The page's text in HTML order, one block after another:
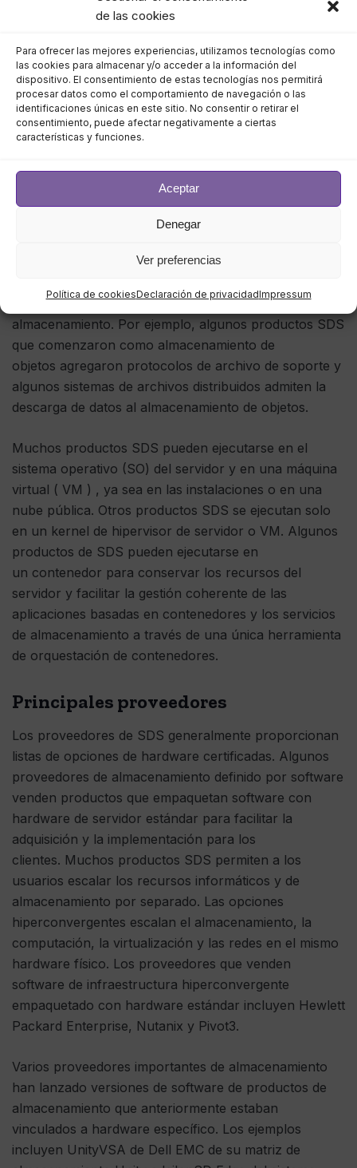
de las cookies
Para ofrecer las mejores experiencias, utilizamos tecnologías como
las cookies para almacenar y/o acceder a la información del
dispositivo. El consentimiento de estas tecnologías nos permitirá
procesar datos como el comportamiento de navegación o las
identificaciones únicas en este sitio. No consentir o retirar el
consentimiento, puede afectar negativamente a ciertas
características y funciones.
Aceptar
Denegar
Ver preferencias
Política de cookiesDeclaración de privacidadImpressum
incluye redes definidas por software ( SDN ),
datos definidos por software .
Tipos de productos de
almacenamiento definidos por
software
El almacenamiento definido por software puede ser
difícil de categorizar debido a la falta de una definición
de almacenamiento de bloques, archivos y objetos ,
son accesibles a través de uno o dos protocolos de
almacenamiento. Por ejemplo, algunos productos SDS
que comenzaron como almacenamiento de
objetos agregaron protocolos de archivo de soporte y
algunos sistemas de archivos distribuidos admiten la
descarga de datos al almacenamiento de objetos.
Muchos productos SDS pueden ejecutarse en el
sistema operativo (SO) del servidor y en una máquina
virtual ( VM ) , ya sea en las instalaciones o en una
nube pública. Otros productos SDS se ejecutan solo
en un kernel de hipervisor de servidor o VM. Algunos
productos de SDS pueden ejecutarse en
un contenedor para conservar los recursos del
servidor y facilitar la gestión coherente de las
aplicaciones basadas en contenedores y los servicios
de almacenamiento a través de una única herramienta
de orquestación de contenedores.
Principales proveedores
Los proveedores de SDS generalmente proporcionan
listas de opciones de hardware certificadas. Algunos
proveedores de almacenamiento definido por software
venden productos que empaquetan software con
hardware de servidor estándar para facilitar la
adquisición y la implementación para los
clientes. Muchos productos SDS permiten a los
usuarios escalar los recursos informáticos y de
almacenamiento por separado. Las opciones
hiperconvergentes escalan el almacenamiento, la
computación, la virtualización y las redes en el mismo
hardware físico. Los proveedores que venden
software de infraestructura hiperconvergente
empaquetado con hardware estándar incluyen Hewlett
Packard Enterprise, Nutanix y Pivot3.
Varios proveedores importantes de almacenamiento
han lanzado versiones de software de productos de
almacenamiento que anteriormente estaban
vinculados a hardware específico. Los ejemplos
incluyen UnityVSA de Dell EMC de su matriz de